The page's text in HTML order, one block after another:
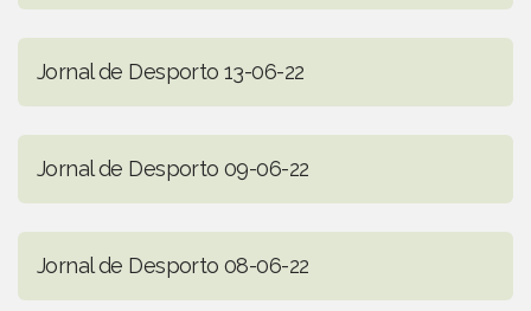
Jornal de Desporto 13-06-22
Jornal de Desporto 09-06-22
Jornal de Desporto 08-06-22